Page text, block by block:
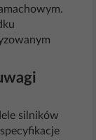
silników